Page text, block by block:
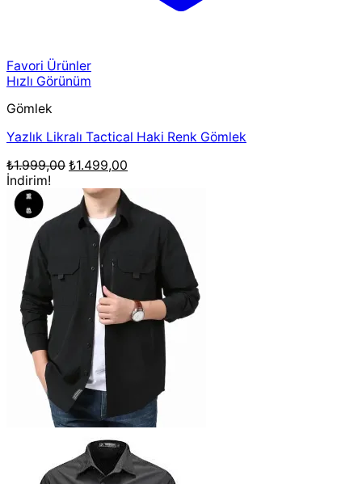
Favori Ürünler
Hızlı Görünüm
Gömlek
Yazlık Likralı Tactical Haki Renk Gömlek
₺1.999,00 Orijinal
₺1.999,00.
₺1.499,00
fiyat:
₺1.499,00.
İndirim!